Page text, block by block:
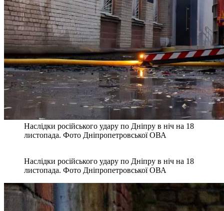
Наслідки російського удару по Дніпру в ніч на 18
листопада. Фото Дніпропетровської ОВА
Наслідки російського удару по Дніпру в ніч на 18
листопада. Фото Дніпропетровської ОВА